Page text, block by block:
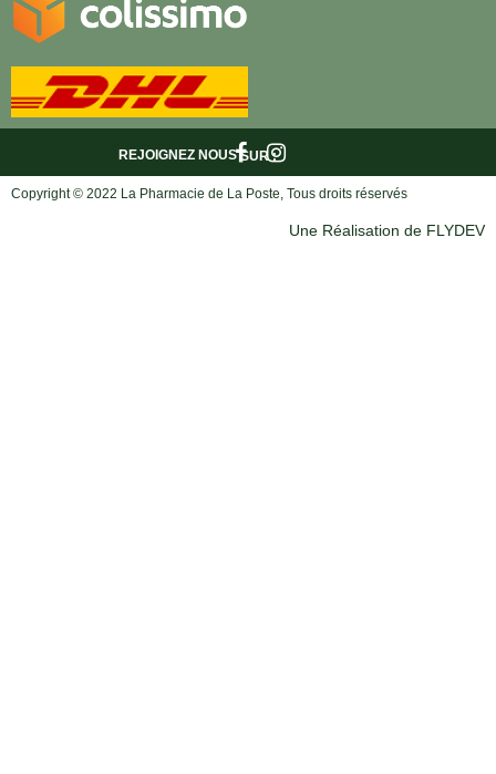
SUR :
REJOIGNEZ NOUS
Copyright © 2022 La Pharmacie de La Poste, Tous droits réservés
Une Réalisation de FLYDEV